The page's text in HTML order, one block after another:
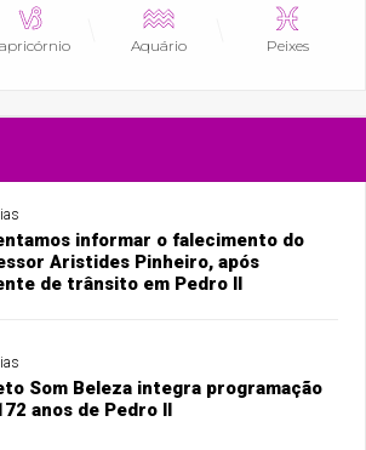
Aquário Peixes
informar o falecimento do
Aristides Pinheiro, após
de trânsito em Pedro II
Som Beleza integra programação
anos de Pedro II